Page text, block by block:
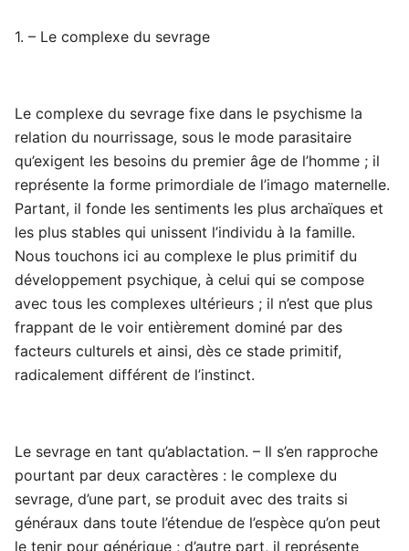
1. – Le complexe du sevrage
Le complexe du sevrage fixe dans le psychisme la
relation du nourrissage, sous le mode parasitaire
qu’exigent les besoins du premier âge de l’homme ; il
représente la forme primordiale de l’imago maternelle.
Partant, il fonde les sentiments les plus archaïques et
les plus stables qui unissent l’individu à la famille.
Nous touchons ici au complexe le plus primitif du
développement psychique, à celui qui se compose
avec tous les complexes ultérieurs ; il n’est que plus
frappant de le voir entièrement dominé par des
facteurs culturels et ainsi, dès ce stade primitif,
radicalement différent de l’instinct.
Le sevrage en tant qu’ablactation. – Il s’en rapproche
pourtant par deux caractères : le complexe du
sevrage, d’une part, se produit avec des traits si
généraux dans toute l’étendue de l’espèce qu’on peut
le tenir pour générique ; d’autre part, il représente